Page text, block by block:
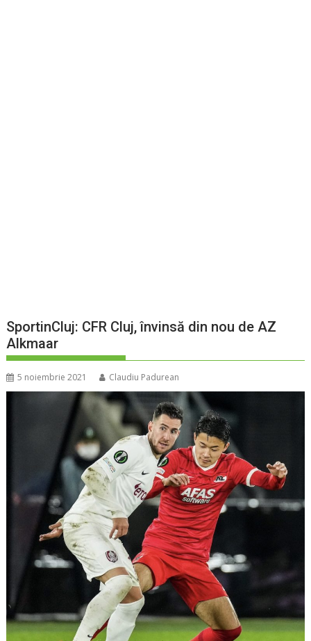
SportinCluj: CFR Cluj, învinsă din nou de AZ
Alkmaar
5 noiembrie 2021 Claudiu Padurean